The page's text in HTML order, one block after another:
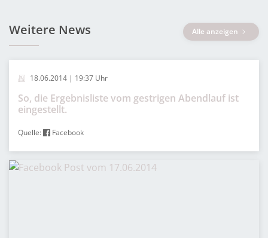
Weitere News Alle anzeigen
18.06.2014 | 19:37 Uhr
So, die Ergebnisliste vom gestrigen Abendlauf ist
eingestellt.
Quelle: Facebook